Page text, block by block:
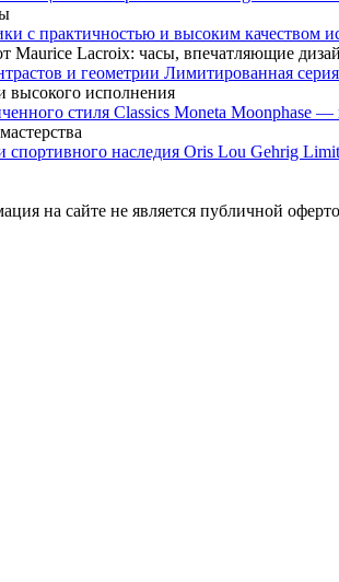
Maurice Lacroix: часы, впечатляющие
Лимитированная
высокого исполнения
Classics Moneta Moonphase
Oris Lou Gehrig
на сайте не является публичной